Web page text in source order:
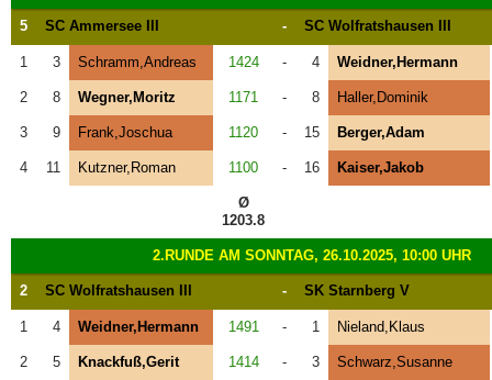
5 SC Ammersee III - SC Wolfratshausen III
1 3 Schramm,Andreas 1424 - 4 Weidner,Hermann
2 8 Wegner,Moritz 1171 - 8 Haller,Dominik
3 9 Frank,Joschua 1120 - 15 Berger,Adam
4 11 Kutzner,Roman 1100 - 16 Kaiser,Jakob
Ø
1203.8
2.RUNDE AM SONNTAG, 26.10.2025, 10:00 UHR
2 SC Wolfratshausen III - SK Starnberg V
1 4 Weidner,Hermann 1491 - 1 Nieland,Klaus
2 5 Knackfuß,Gerit 1414 - 3 Schwarz,Susanne